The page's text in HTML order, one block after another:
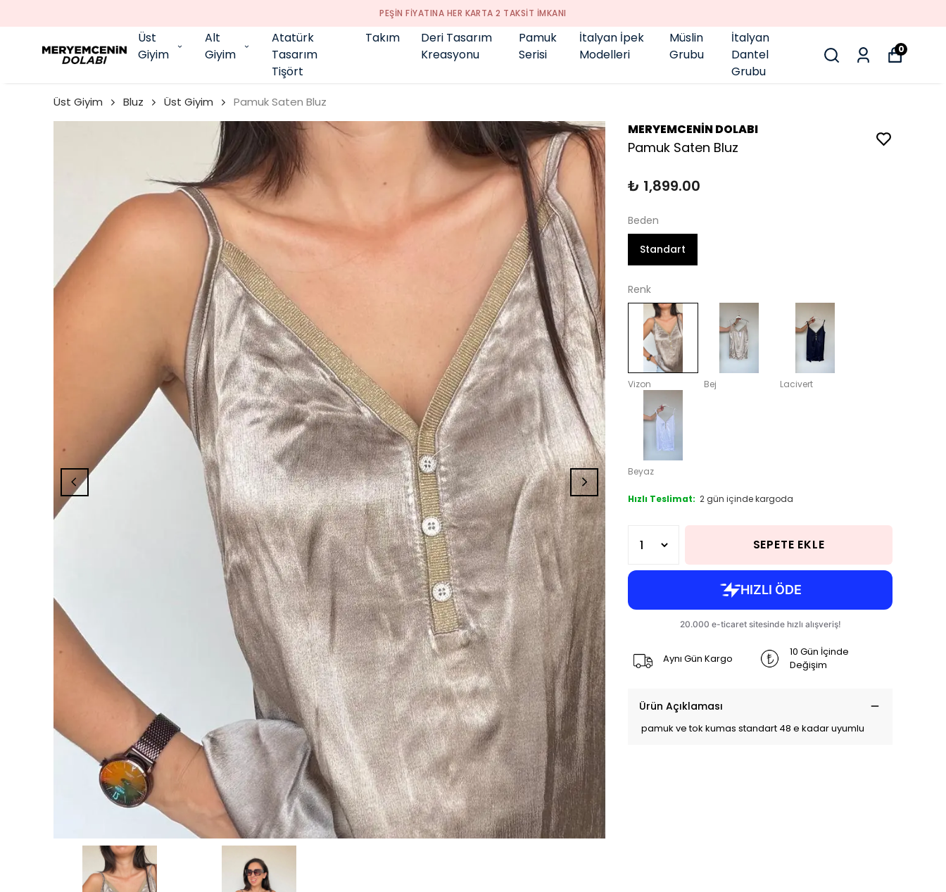
GENÇ BÜYÜK BEDEN 👑
Üst
Giyim
Alt
Giyim
Atatürk
Tasarım
Tişört
Takım
Deri Tasarım
Kreasyonu
Pamuk
Serisi
İtalyan İpek
Modelleri
Müslin
Grubu
İtalyan
Dantel
Grubu
0
Üst Giyim Bluz Üst Giyim Pamuk Saten Bluz
MERYEMCENİN DOLABI
Pamuk Saten Bluz
₺ 1,899.00
Beden
Standart
Renk
Vizon Bej Lacivert
Beyaz
Hızlı Teslimat: 2 gün içinde kargoda
SEPETE EKLE
Aynı Gün Kargo
10 Gün İçinde
Değişim
Ürün Açıklaması
pamuk ve tok kumas standart 48 e kadar uyumlu